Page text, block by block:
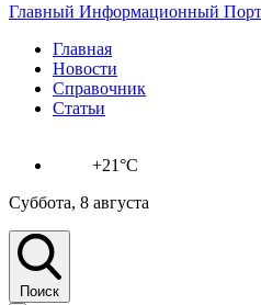
Главный Информационный
Главная
Новости
Справочник
Статьи
+21°C
Суббота, 8 августа
Поиск